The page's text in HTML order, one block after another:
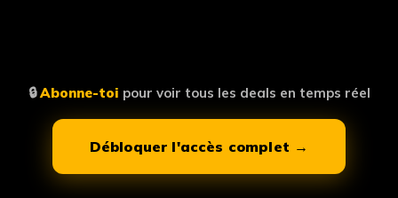
🔒Abonne-toi pour voir tous les deals en temps réel
Débloquer l'accès complet →